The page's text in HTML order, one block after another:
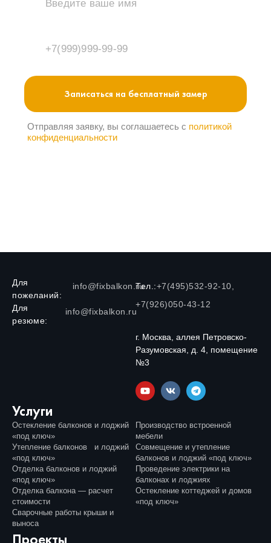
Отправляя заявку, вы соглашаетесь с политикой
конфиденциальности
Для
пожеланий:
info@fixbalkon.ru
Для
резюме:
info@fixbalkon.ru
Тел.:+7(495)532-92-10,
+7(926)050-43-12
г. Москва, аллея Петровско-
Разумовская, д. 4, помещение
№3
Услуги
Остекление балконов и лоджий
«под ключ»
Утепление балконов и лоджий
«под ключ»
Отделка балконов и лоджий
«под ключ»
Отделка балкона — расчет
стоимости
Сварочные работы крыши и
выноса
Производство встроенной
мебели
Совмещение и утепление
балконов и лоджий «под ключ»
Проведение электрики на
балконах и лоджиях
Остекление коттеджей и домов
«под ключ»
Проекты